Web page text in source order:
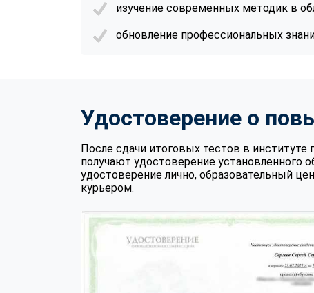
изучение современных методик в
обновление профессиональных
Удостоверение о
После сдачи итоговых тестов в
получают удостоверение установленного
удостоверение лично, образовательный
курьером.